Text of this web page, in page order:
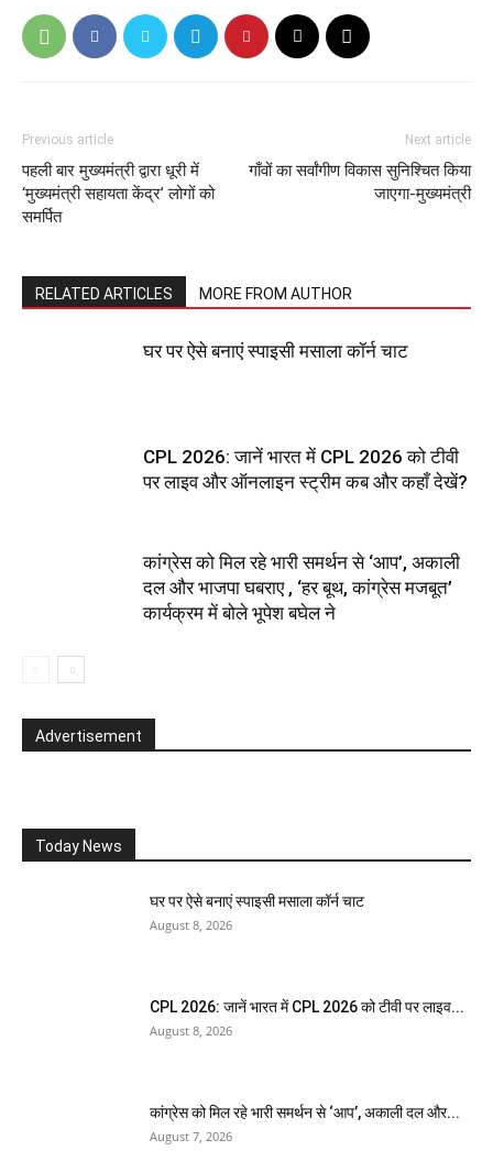
Previous article
पहली बार मुख्यमंत्री द्वारा धूरी में
‘मुख्यमंत्री सहायता केंद्र’ लोगों को
समर्पित
Next article
गाँवों का सर्वांगीण विकास सुनिश्चित किया
जाएगा-मुख्यमंत्री
RELATED ARTICLES MORE FROM AUTHOR
घर पर ऐसे बनाएं स्पाइसी मसाला कॉर्न चाट
CPL 2026: जानें भारत में CPL 2026 को टीवी
पर लाइव और ऑनलाइन स्ट्रीम कब और कहाँ देखें?
कांग्रेस को मिल रहे भारी समर्थन से ‘आप’, अकाली
दल और भाजपा घबराए , ‘हर बूथ, कांग्रेस मजबूत’
कार्यक्रम में बोले भूपेश बघेल ने
Advertisement
Today News
घर पर ऐसे बनाएं स्पाइसी मसाला कॉर्न चाट
August 8, 2026
CPL 2026: जानें भारत में CPL 2026 को टीवी पर लाइव...
August 8, 2026
कांग्रेस को मिल रहे भारी समर्थन से ‘आप’, अकाली दल और...
August 7, 2026